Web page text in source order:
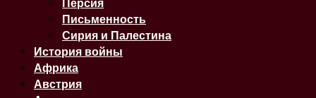
Письменность
Сирия и Палестина
История войны
Африка
Австрия